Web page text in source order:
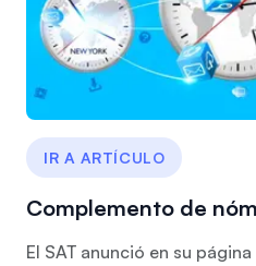
IR A ARTÍCULO
Complemento de
El SAT anunció en su